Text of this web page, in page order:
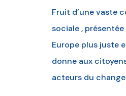
Fruit d’une vaste
sociale ,
Europe plus juste
donne aux
acteurs du